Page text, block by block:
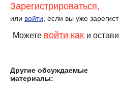
Зарегистрироваться,
или войти , если вы уже
Можете войти как и
Другие обсуждаемые
материалы: